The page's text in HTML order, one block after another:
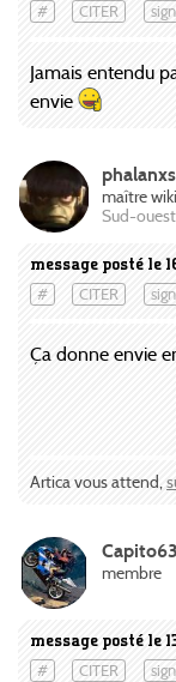
# CITER
Jamais entendu
envie
message posté le
# CITER
phalanxs
maître wiki
Sud-ouest
Ça donne envie
Artica vous attend,
message posté le
# CITER
Capito63
membre